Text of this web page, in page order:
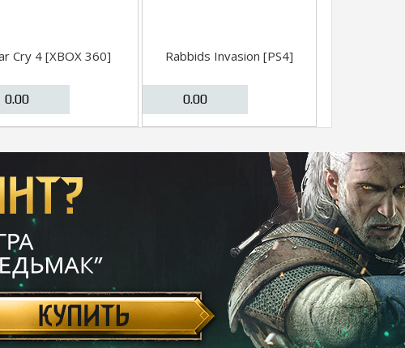
Cry 4 [XBOX 360]
0.00
Rabbids Invasion [PS4]
0.00